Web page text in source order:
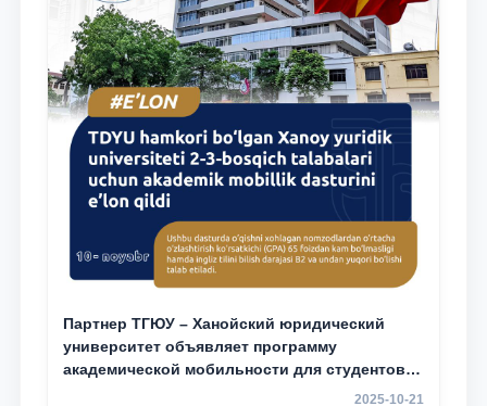
Партнер ТГЮУ – Ханойский юридический
университет объявляет программу
академической мобильности для студентов
2025-10-21